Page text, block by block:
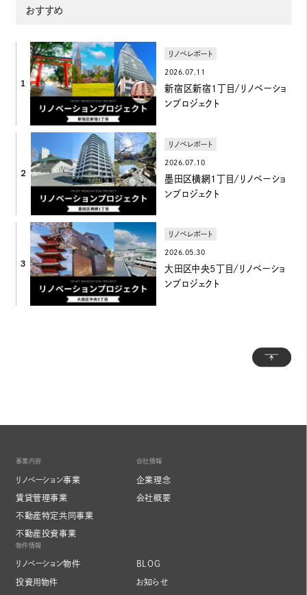
おすすめ
1
リノベレポート
2026.07.11
新宿区新宿1丁目/リノベーショ
ンプロジェクト
2
リノベレポート
2026.07.10
墨田区横網1丁目/リノベーショ
ンプロジェクト
3
リノベレポート
2026.05.30
大田区中央5丁目/リノベーショ
ンプロジェクト
ト
事業内容
リノベーション事業
賃貸管理事業
不動産特定共同事業
不動産投資事業
会社情報
企業理念
会社概要
物件情報
リノベーション物件
投資用物件
BLOG
お知らせ